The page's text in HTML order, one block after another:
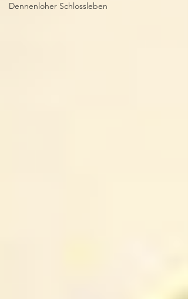
Dennenloher Schlossleben